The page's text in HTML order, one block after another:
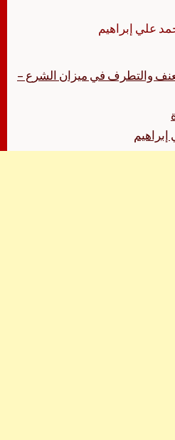
علي إبراهيم
والتطرف في ميزان الشرع –